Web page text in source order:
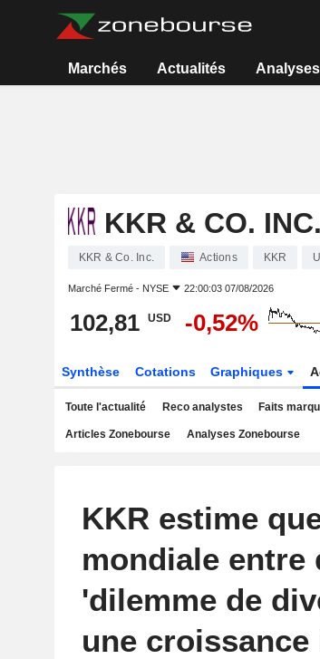
Marchés Actualités Analyses
KKR & CO. INC.
KKR & Co. Inc. Actions KKR
Marché Fermé - NYSE 22:00:03 07/08/2026
102,81 USD -0,52%
Synthèse Cotations Graphiques
Toute l'actualité Reco analystes Faits
Articles Zonebourse Analyses Zonebourse
KKR estime
mondiale entre
'dilemme de
une croissance